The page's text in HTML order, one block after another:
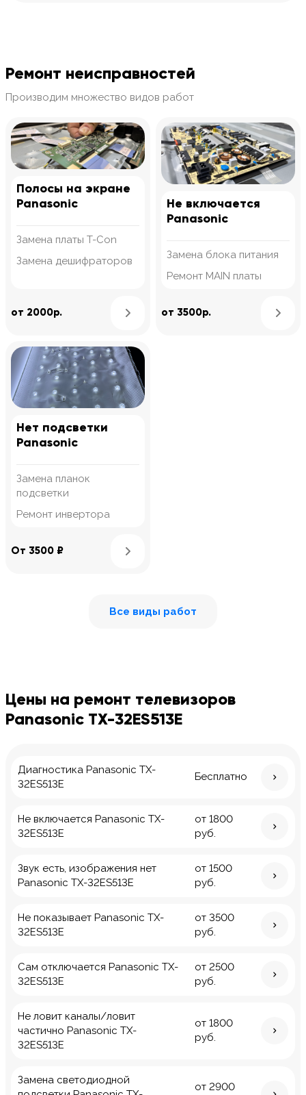
Ремонт неисправностей
Производим множество видов работ
Полосы на экране
Panasonic
Замена платы T-Con
Замена дешифраторов
от 2000р. Узнать подробнее
Не включается
Panasonic
Замена блока питания
Ремонт MAIN платы
от 3500р.
Нет подсветки
Panasonic
Замена планок
подсветки
Ремонт инвертора
От 3500 ₽
Все виды работ
Цены на ремонт телевизоров
Panasonic TX-32ES513E
Диагностика Panasonic TX-
32ES513E
Бесплатно
Не включается Panasonic TX-
32ES513E
от 1800
руб.
Звук есть, изображения нет
Panasonic TX-32ES513E
от 1500
руб.
Не показывает Panasonic TX-
32ES513E
от 3500
руб.
Сам отключается Panasonic TX-
32ES513E
от 2500
руб.
Не ловит каналы/ловит
частично Panasonic TX-
32ES513E
от 1800
руб.
Замена светодиодной
от 2900